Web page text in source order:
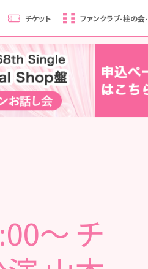
チケット ファンクラブ-柱の会-
～ チ